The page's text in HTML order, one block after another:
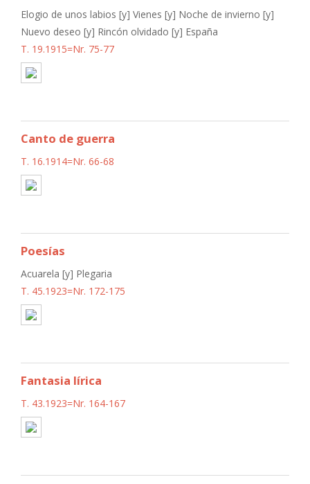
Elogio de unos labios [y] Vienes [y] Noche de invierno [y]
Nuevo deseo [y] Rincón olvidado [y] España
T. 19.1915=Nr. 75-77
Canto de guerra
T. 16.1914=Nr. 66-68
Poesías
Acuarela [y] Plegaria
T. 45.1923=Nr. 172-175
Fantasia lírica
T. 43.1923=Nr. 164-167